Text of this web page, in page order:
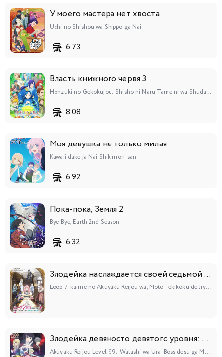
У моего мастера нет хвоста
Uchi no Shishou wa Shippo ga Nai
6.73
Власть книжного червя 3
Honzuki no Gekokujou: Shisho ni Naru Tame ni wa Shudan wo Erandeiraremasen 3rd Season
8.08
Моя девушка не только милая
Kawaii dake ja Nai Shikimori-san
6.92
Пока-пока, Земля 2
Bye Bye, Earth 2nd Season
6.32
Злодейка наслаждается своей седьмой жизнью в качестве свободолюбивой невесты во вражеской стране
Loop 7-kaime no Akuyaku Reijou wa, Moto Tekikoku de Jiyuu Kimama na Hanayome Seikatsu wo Mankitsu suru
Злодейка девяносто девятого уровня: «Я босс, но не король демонов»
Akuyaku Reijou Level 99: Watashi wa Ura-Boss desu ga Maou dewa Arimasen